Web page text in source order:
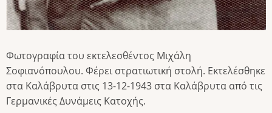
Φωτογραφία του εκτελεσθέντος Μιχάλη
Σοφιανόπουλου. Φέρει στρατιωτική στολή. Εκτελέσθηκε
στα Καλάβρυτα στις 13-12-1943 στα Καλάβρυτα από τις
Γερμανικές Δυνάμεις Κατοχής.